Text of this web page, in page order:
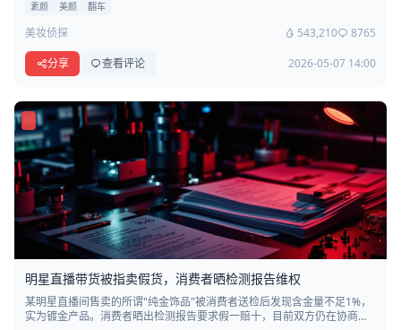
素颜 美颜 翻车
美妆侦探 543,210
8765
分享
查看评论 2026-05-07 14:00
明星直播带货被指卖假货，消费者晒检测报告维权
某明星直播间售卖的所谓"纯金饰品"被消费者送检后发现含金量不足1%，
实为镀金产品。消费者晒出检测报告要求假一赔十，目前双方仍在协商